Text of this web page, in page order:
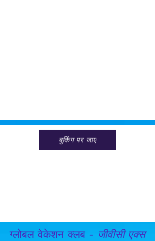
बुकिंग पर जाएं
ग्लोबल वेकेशन क्लब - जीवीसी एक्स